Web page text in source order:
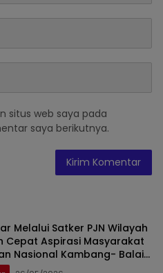
situs web saya pada
saya berikutnya.
Melalui Satker PJN Wilayah
Cepat Aspirasi Masyarakat
Nasional Kambang- Balai